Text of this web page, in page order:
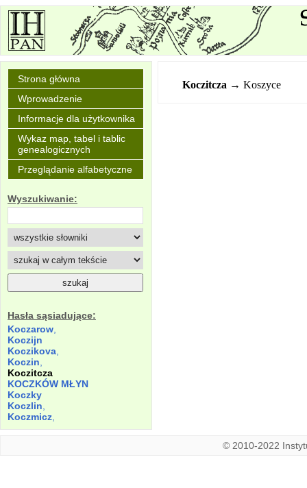
Strona główna
Wprowadzenie
Informacje dla użytkownika
Wykaz map, tabel i tablic
genealogicznych
Przeglądanie alfabetyczne
Wyszukiwanie:
Hasła sąsiadujące:
Koczarow
Koczijn
Koczikova
Koczin
Koczitcza
KOCZKÓW MŁYN
Koczky
Koczlin
Koczmicz
Koczitcza → Koszyce
© 2010-2022